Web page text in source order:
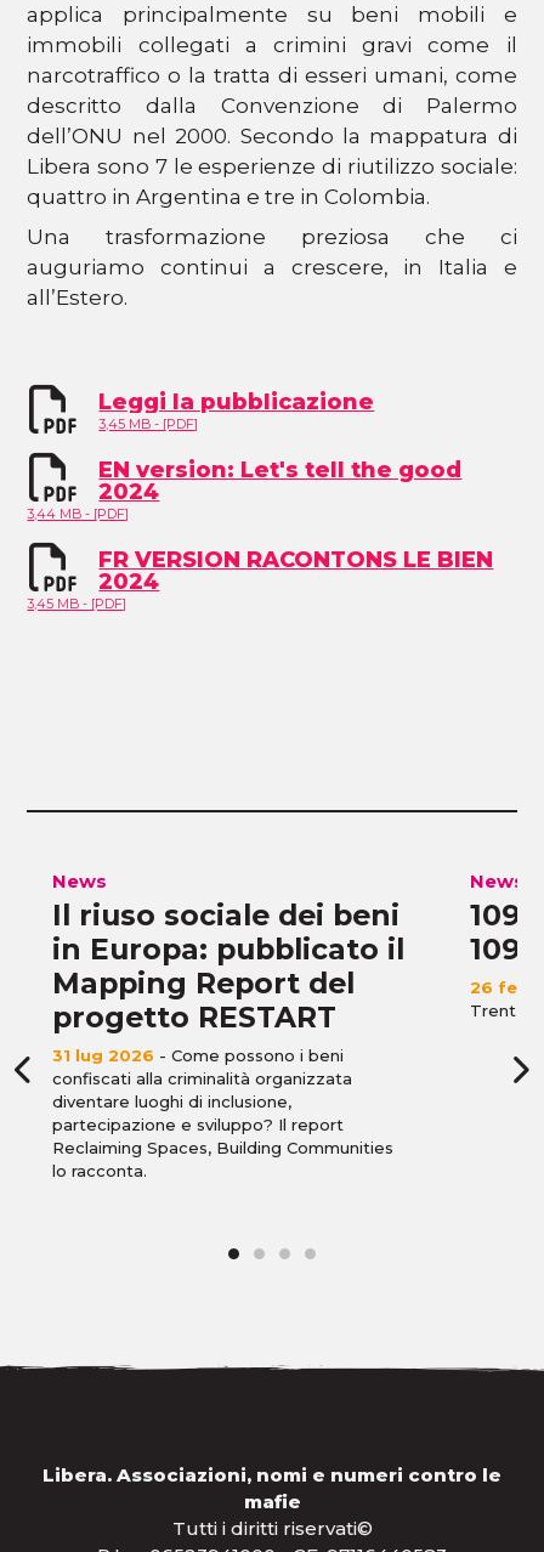
applica principalmente su beni mobili e
immobili collegati a crimini gravi come il
narcotraffico o la tratta di esseri umani, come
descritto dalla Convenzione di Palermo
dell’ONU nel 2000. Secondo la mappatura di
Libera sono 7 le esperienze di riutilizzo sociale:
quattro in Argentina e tre in Colombia.
Una trasformazione preziosa che ci
auguriamo continui a crescere, in Italia e
all’Estero.
Leggi la pubblicazione
3,45 MB - [PDF]
EN version: Let's tell the good
2024
3,44 MB - [PDF]
FR VERSION RACONTONS LE BIEN
2024
3,45 MB - [PDF]
News
Il riuso sociale dei beni
in Europa: pubblicato il
Mapping Report del
progetto RESTART
31 lug 2026 - Come possono i beni
confiscati alla criminalità organizzata
diventare luoghi di inclusione,
partecipazione e sviluppo? Il report
Reclaiming Spaces, Building Communities
lo racconta.
News
109
109
26 feb
Libera. Associazioni, nomi e numeri contro le
mafie
Tutti i diritti riservati©